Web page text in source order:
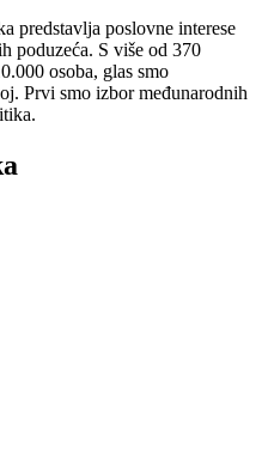
predstavlja poslovne interese
poduzeća. S više od 370
osoba, glas smo
Prvi smo izbor međunarodnih